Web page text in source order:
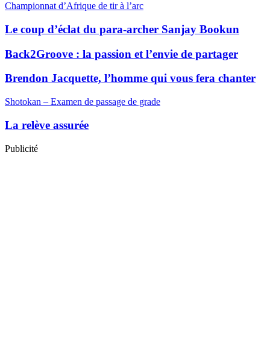
Championnat d’Afrique de tir à l’arc
Le coup d’éclat du para-archer Sanjay Bookun
Back2Groove : la passion et l’envie de partager
Brendon Jacquette, l’homme qui vous fera chanter
Shotokan – Examen de passage de grade
La relève assurée
Publicité